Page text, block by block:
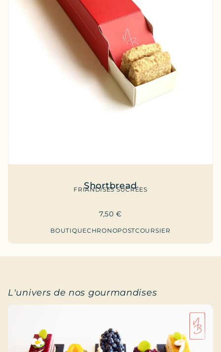
Shortbread
FRIANDISES SUCRÉES
7,50€
BOUTIQUECHRONOPOSTCOURSIER
L'univers de nos gourmandises